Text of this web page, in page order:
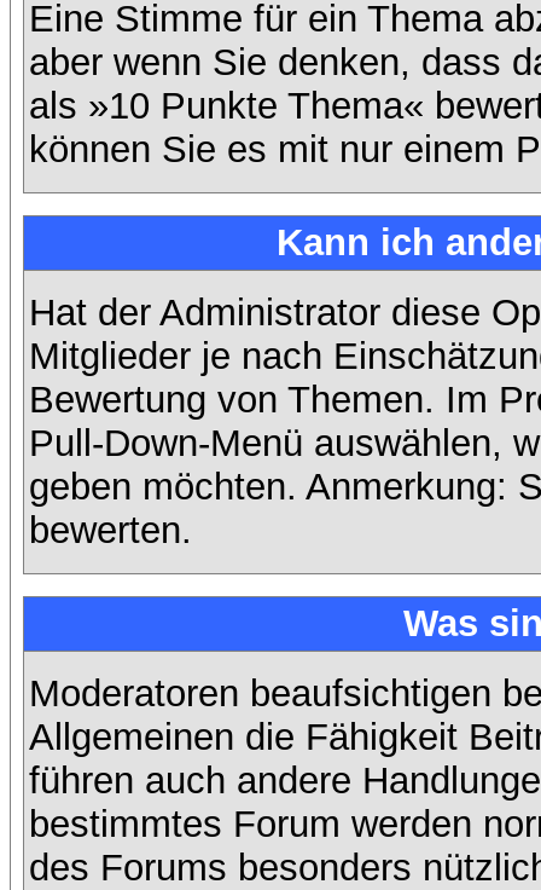
Eine Stimme für ein Thema
aber wenn Sie denken, dass
als »10 Punkte Thema«
können Sie es mit nur einem
Kann ich
Hat der Administrator diese
Mitglieder je nach
Bewertung von Themen. Im
Pull-Down-Menü auswählen,
geben möchten. Anmerkung:
bewerten.
Was
Moderatoren beaufsichtigen
Allgemeinen die Fähigkeit
führen auch andere
bestimmtes Forum werden
des Forums besonders